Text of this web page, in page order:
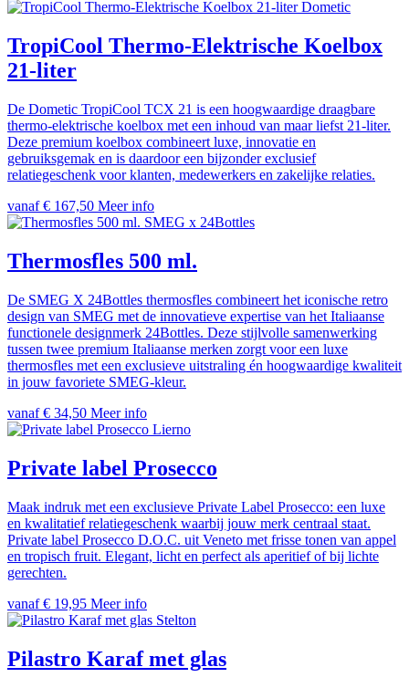
Dometic
TropiCool Thermo-Elektrische Koelbox
21-liter
De Dometic TropiCool TCX 21 is een hoogwaardige draagbare
thermo-elektrische koelbox met een inhoud van maar liefst 21-liter.
Deze premium koelbox combineert luxe, innovatie en
gebruiksgemak en is daardoor een bijzonder exclusief
relatiegeschenk voor klanten, medewerkers en zakelijke relaties.
vanaf € 167,50 Meer info
SMEG x 24Bottles
Thermosfles 500 ml.
De SMEG X 24Bottles thermosfles combineert het iconische retro
design van SMEG met de innovatieve expertise van het Italiaanse
functionele designmerk 24Bottles. Deze stijlvolle samenwerking
tussen twee premium Italiaanse merken zorgt voor een luxe
thermosfles met een exclusieve uitstraling én hoogwaardige kwaliteit
in jouw favoriete SMEG-kleur.
vanaf € 34,50 Meer info
Lierno
Private label Prosecco
Maak indruk met een exclusieve Private Label Prosecco: een luxe
en kwalitatief relatiegeschenk waarbij jouw merk centraal staat.
Private label Prosecco D.O.C. uit Veneto met frisse tonen van appel
en tropisch fruit. Elegant, licht en perfect als aperitief of bij lichte
gerechten.
vanaf € 19,95 Meer info
Stelton
Pilastro Karaf met glas